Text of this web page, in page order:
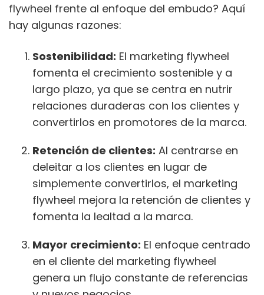
flywheel frente al enfoque del embudo? Aquí
hay algunas razones:
Sostenibilidad: El marketing flywheel
fomenta el crecimiento sostenible y a
largo plazo, ya que se centra en nutrir
relaciones duraderas con los clientes y
convertirlos en promotores de la marca.
Retención de clientes: Al centrarse en
deleitar a los clientes en lugar de
simplemente convertirlos, el marketing
flywheel mejora la retención de clientes y
fomenta la lealtad a la marca.
Mayor crecimiento: El enfoque centrado
en el cliente del marketing flywheel
genera un flujo constante de referencias